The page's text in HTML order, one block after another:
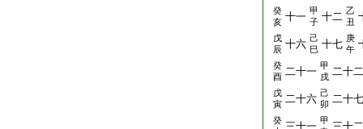
癸
亥 十一 甲
子 十二 乙
丑
戊
辰 十六 己
巳 十七 庚
午
癸
酉 二十一 甲
戌 二十二
戊
寅 二十六 己
卯 二十七
癸 三十一 甲 三十二